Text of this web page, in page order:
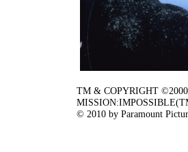
TM & COPYRIGHT
© 2010 by Paramount